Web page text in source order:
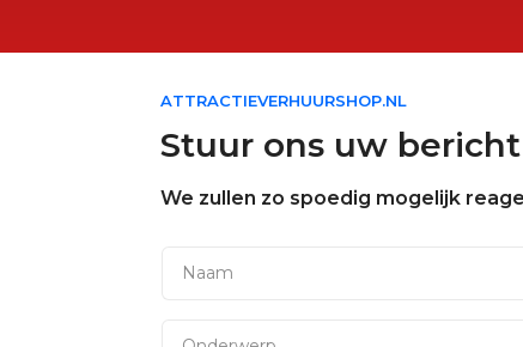
ATTRACTIEVERHUURSHOP.NL
Stuur ons uw bericht
We zullen zo spoedig mogelijk